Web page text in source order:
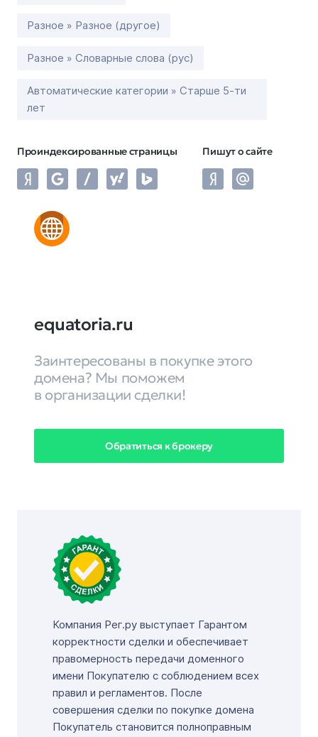
Разное » Разное (другое)
Разное » Словарные слова (рус)
Автоматические категории » Старше 5-ти
лет
Проиндексированные страницы Пишут о сайте
equatoria.ru
Заинтересованы в покупке этого
домена? Мы поможем
в организации сделки!
Обратиться к брокеру
Компания Рег.ру выступает Гарантом
корректности сделки и обеспечивает
правомерность передачи доменного
имени Покупателю с соблюдением всех
правил и регламентов. После
совершения сделки по покупке домена
Покупатель становится полноправным